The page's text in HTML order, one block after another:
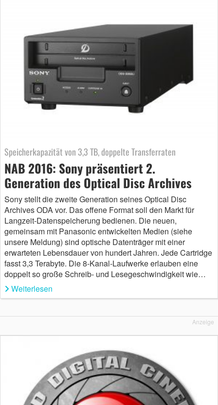
Speicherkapazität von 3,3 TB, doppelte Transferraten
NAB 2016: Sony präsentiert 2.
Generation des Optical Disc Archives
Sony stellt die zweite Generation seines Optical Disc
Archives ODA vor. Das offene Format soll den Markt für
Langzeit-Datenspeicherung bedienen. Die neuen,
gemeinsam mit Panasonic entwickelten Medien (siehe
unsere Meldung) sind optische Datenträger mit einer
erwarteten Lebensdauer von hundert Jahren. Jede Cartridge
fasst 3,3 Terabyte. Die 8-Kanal-Laufwerke erlauben eine
doppelt so große Schreib- und Lesegeschwindigkeit wie…
Weiterlesen
Anzeige